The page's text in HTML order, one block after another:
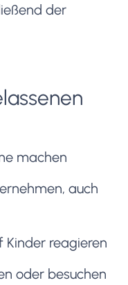
der
machen
auch
Kinder reagieren
oder besuchen